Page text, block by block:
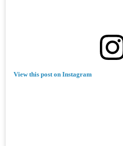
View this post on Instagram